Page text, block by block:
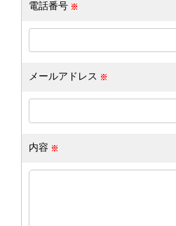
電話番号
メールアドレス
内容